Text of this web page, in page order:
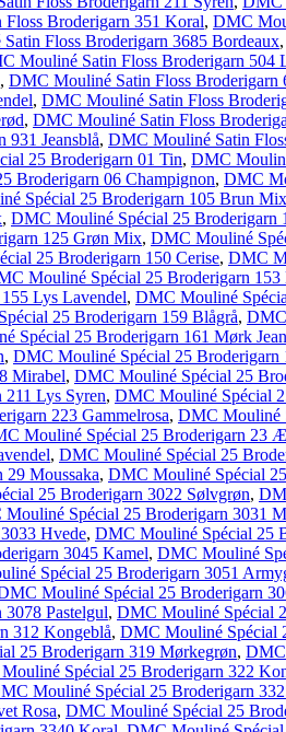
Broderigarn 351 Koral, DMC
Floss Broderigarn 3685 Bordeaux,
Mouliné Satin Floss Broderigarn 504
, DMC Mouliné Satin Floss Broderigarn
, DMC Mouliné Satin Floss
, DMC Mouliné Satin Floss
Jeansblå, DMC Mouliné Satin
25 Broderigarn 01 Tin, DMC
Broderigarn 06 Champignon, DMC
Spécial 25 Broderigarn 105 Brun Mix
, DMC Mouliné Spécial 25 Broderigarn
125 Grøn Mix, DMC Mouliné
25 Broderigarn 150 Cerise, DMC
Mouliné Spécial 25 Broderigarn 153
Lys Lavendel, DMC Mouliné
25 Broderigarn 159 Blågrå,
Spécial 25 Broderigarn 161 Mørk
, DMC Mouliné Spécial 25 Broderigarn
Mirabel, DMC Mouliné Spécial 25
Lys Syren, DMC Mouliné Spécial
223 Gammelrosa, DMC Mouliné
Mouliné Spécial 25 Broderigarn 23
, DMC Mouliné Spécial 25
Moussaka, DMC Mouliné Spécial
25 Broderigarn 3022 Sølvgrøn,
Spécial 25 Broderigarn 3031
Hvede, DMC Mouliné Spécial 25
3045 Kamel, DMC Mouliné
Spécial 25 Broderigarn 3051
Mouliné Spécial 25 Broderigarn
Pastelgul, DMC Mouliné Spécial
312 Kongeblå, DMC Mouliné Spécial
25 Broderigarn 319 Mørkegrøn,
Spécial 25 Broderigarn 322
Mouliné Spécial 25 Broderigarn
Rosa, DMC Mouliné Spécial 25